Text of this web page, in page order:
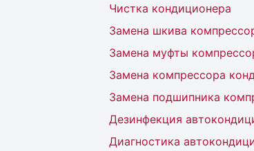
Чистка кондиционера
Замена шкива
Замена муфты
Замена компрессора
Замена подшипника
Дезинфекция
Диагностика